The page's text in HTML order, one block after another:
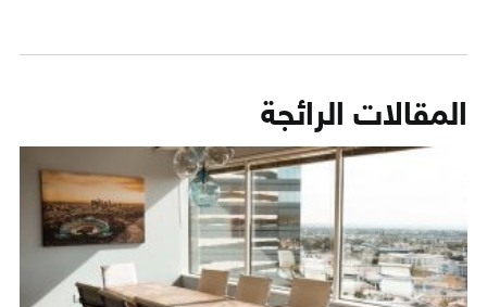
المقالات الرائجة